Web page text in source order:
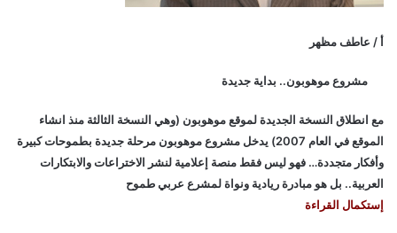
أ / عاطف مظهر
مشروع موهوبون.. بداية جديدة
مع انطلاق النسخة الجديدة لموقع موهوبون (وهي النسخة الثالثة منذ انشاء
الموقع في العام 2007) يدخل مشروع موهوبون مرحلة جديدة بطموحات كبيرة
وأفكار متجددة… فهو ليس فقط منصة إعلامية لنشر الاختراعات والابتكارات
العربية.. بل هو مبادرة ريادية ونواة لمشرع عربي طموح
إستكمال القراءة